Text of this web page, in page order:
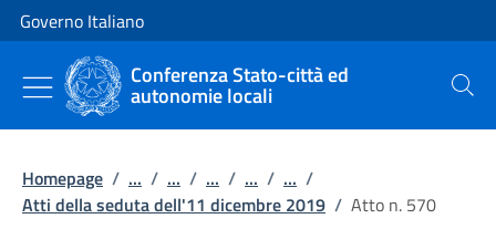
Vai al contenuto
Vai alla navigazione del sito
Governo Italiano
Conferenza Stato-città ed
autonomie locali Cerca
Homepage / ... / ... / ... / ... / ... /
Atti della seduta dell'11 dicembre 2019 / Atto n. 570